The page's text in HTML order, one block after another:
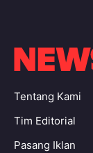
Tentang Kami
Tim Editorial
Pasang Iklan